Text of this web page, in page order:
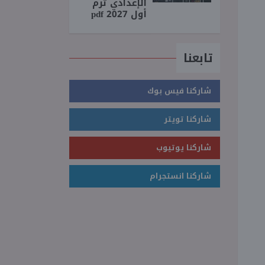
أول 2027 pdf
تابعنا
شاركنا فيس بوك
شاركنا تويتر
شاركنا يوتيوب
شاركنا انستجرام